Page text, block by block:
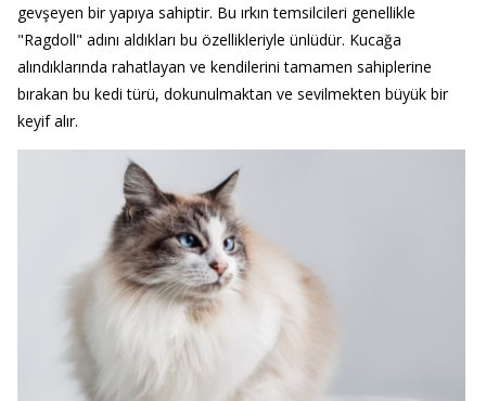
gevşeyen bir yapıya sahiptir. Bu ırkın temsilcileri genellikle
"Ragdoll" adını aldıkları bu özellikleriyle ünlüdür. Kucağa
alındıklarında rahatlayan ve kendilerini tamamen sahiplerine
bırakan bu kedi türü, dokunulmaktan ve sevilmekten büyük bir
keyif alır.